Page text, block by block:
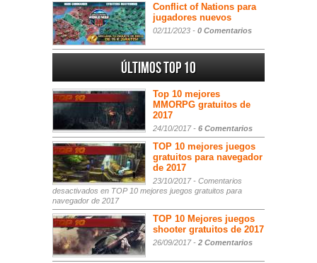
Conflict of Nations para
jugadores nuevos
02/11/2023 - 0 Comentarios
Últimos Top 10
Top 10 mejores
MMORPG gratuitos de
2017
24/10/2017 - 6 Comentarios
TOP 10 mejores juegos
gratuitos para navegador
de 2017
23/10/2017 - Comentarios
desactivados en TOP 10 mejores juegos gratuitos para
navegador de 2017
TOP 10 Mejores juegos
shooter gratuitos de 2017
26/09/2017 - 2 Comentarios